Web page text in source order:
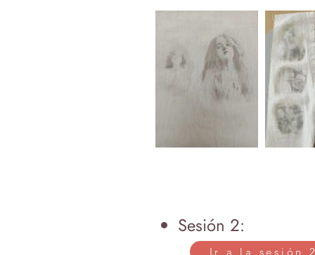
Sesión 2:
Ir a la sesión